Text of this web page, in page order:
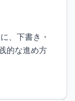
、下書き・
的な進め方